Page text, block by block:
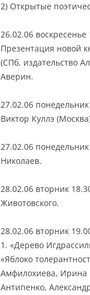
2) Открытые
26.02.06
Презентация новой
(СПб, издательство
Аверин.
27.02.06
Виктор Куллэ
27.02.06
Николаев.
28.02.06 вторник
Животовского.
28.02.06 вторник
1. «Дерево
«Яблоко
Амфилохиева, Ирина
Антипенко,